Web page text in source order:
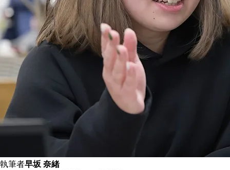
執筆者早坂 奈緒